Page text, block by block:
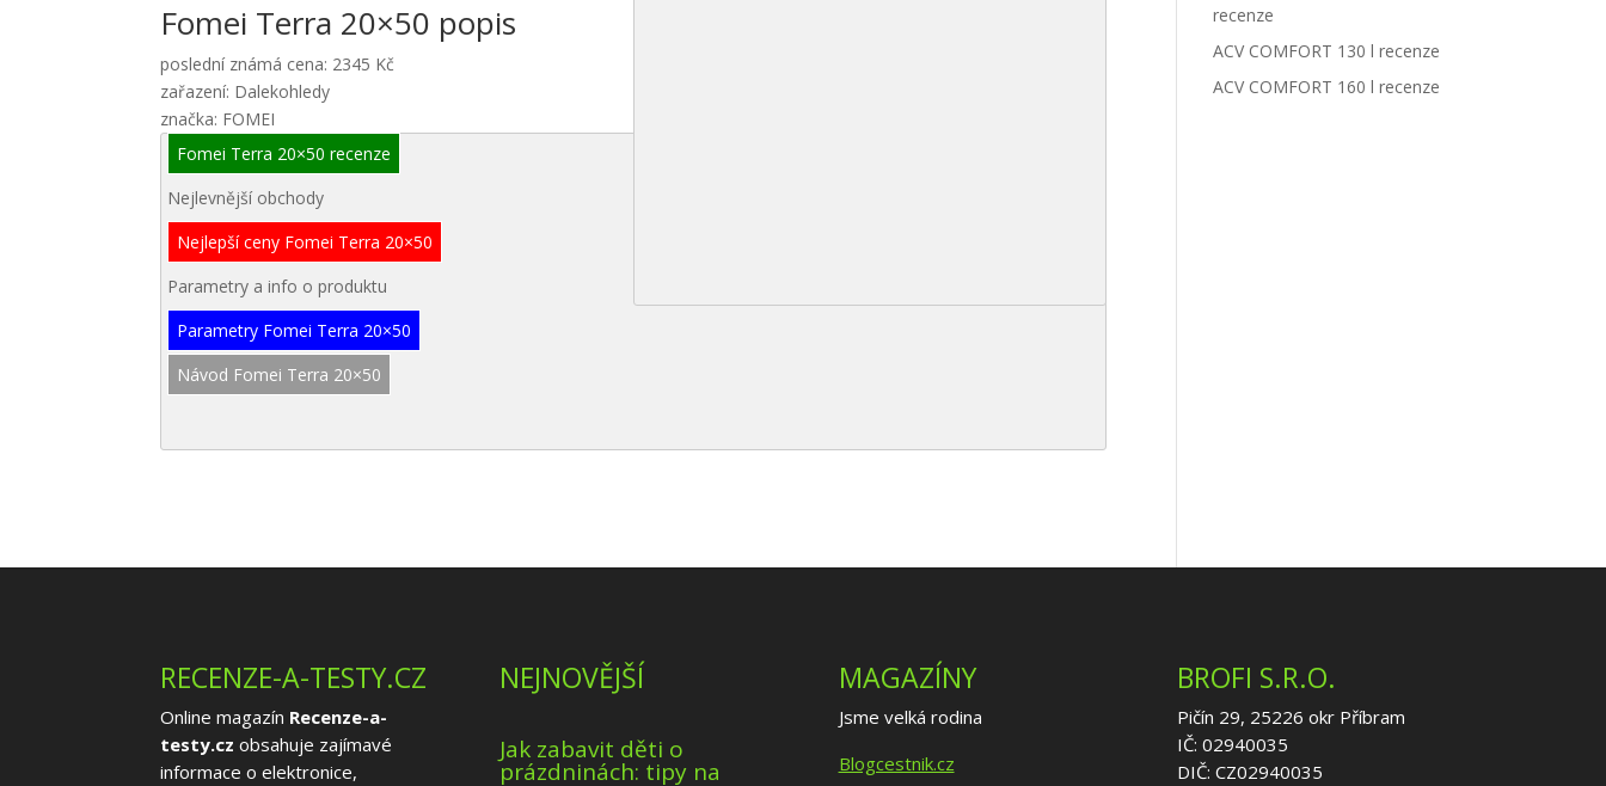
Fomei Terra 20×50 popis
poslední známá cena: 2345 Kč
zařazení: Dalekohledy
značka: FOMEI
Fomei Terra 20×50 recenze
Nejlevnější obchody
Nejlepší ceny Fomei Terra 20×50
Parametry a info o produktu
Parametry Fomei Terra 20×50
Návod Fomei Terra 20×50
recenze
ACV COMFORT 130 l recenze
ACV COMFORT 160 l recenze
RECENZE-A-TESTY.CZ
Online magazín Recenze-a-
testy.cz obsahuje zajímavé
informace o elektronice,
NEJNOVĚJŠÍ
Jak zabavit děti o
prázdninách: tipy na
MAGAZÍNY
Jsme velká rodina
Blogcestnik.cz
BROFI S.R.O.
Pičín 29, 25226 okr Příbram
IČ: 02940035
DIČ: CZ02940035